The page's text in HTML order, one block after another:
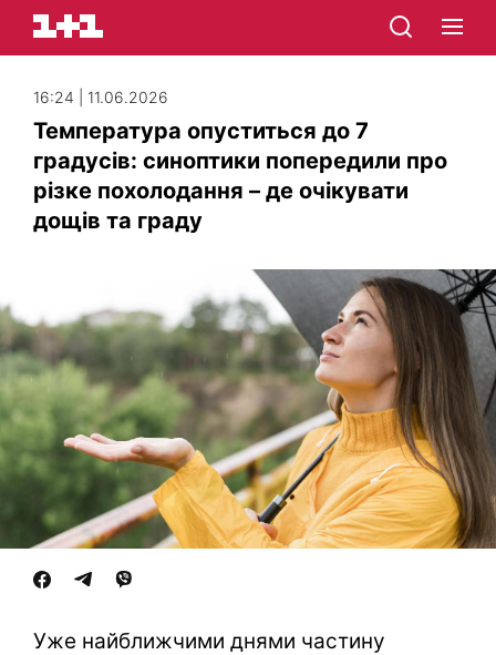
16:24 | 11.06.2026
Температура опуститься до 7
градусів: синоптики попередили про
різке похолодання – де очікувати
дощів та граду
Уже найближчими днями частину